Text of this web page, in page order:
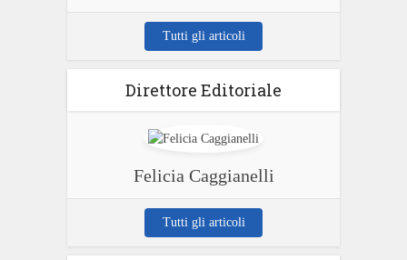
Tutti gli articoli
Direttore Editoriale
Felicia Caggianelli
Tutti gli articoli